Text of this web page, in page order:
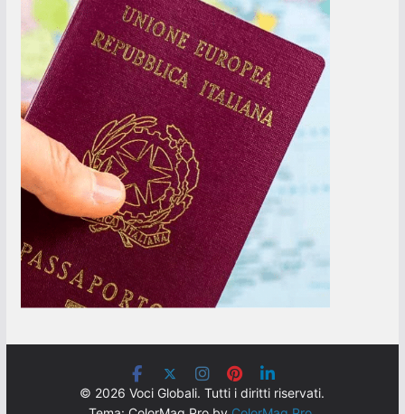
© 2026 Voci Globali. Tutti i diritti riservati.